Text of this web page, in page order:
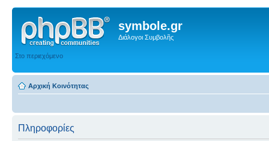
symbole.gr
Διάλογοι Συμβολῆς
Στο περιεχόμενο
Αρχική Κοινότητας
Πληροφορίες